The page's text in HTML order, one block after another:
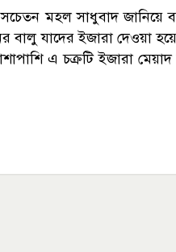
মহল সাধুবাদ
বালু যাদের ইজারা দেওয়া
এ চক্রটি ইজারা